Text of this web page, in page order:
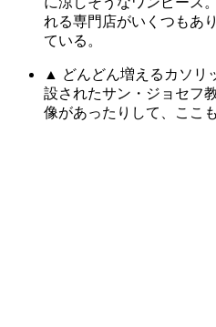
れる専門店がいくつもあ
ている。
▲ どんどん増えるカソリ
設されたサン・ジョセフ
像があったりして、ここ